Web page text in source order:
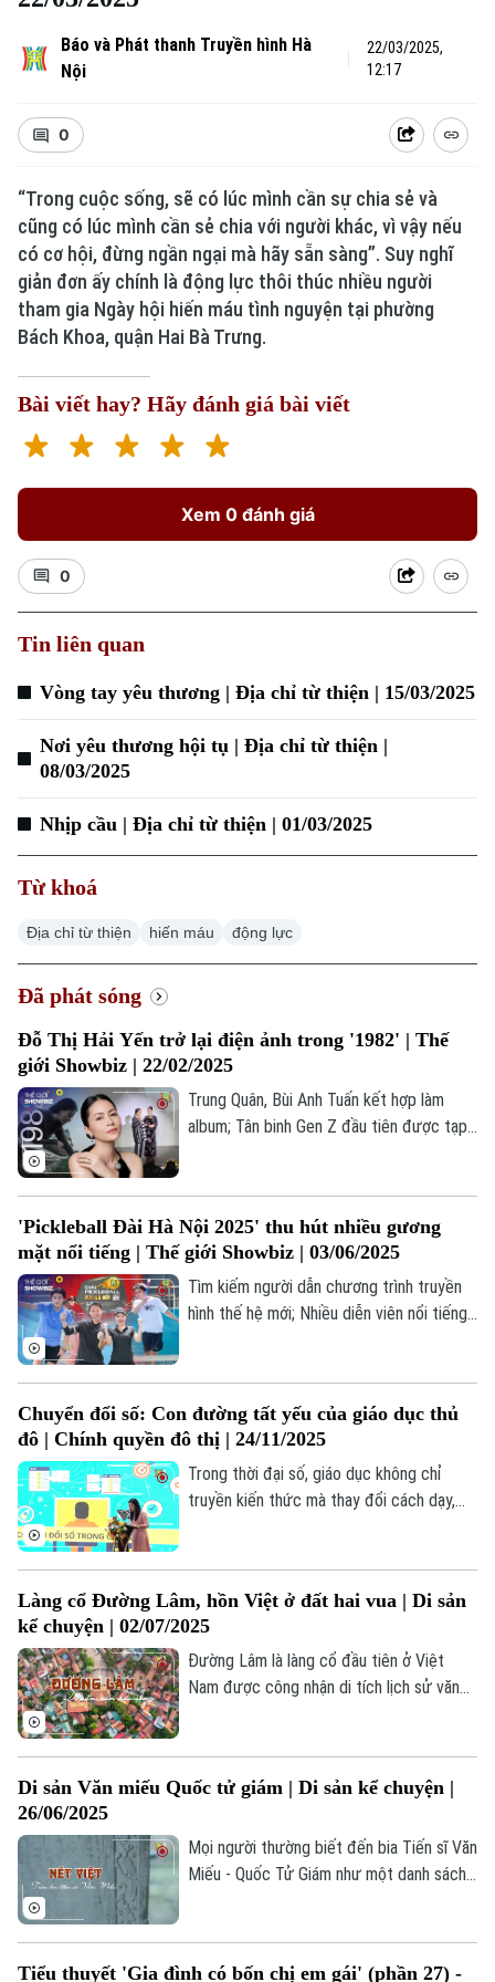
Xu hướng
Chuyên mục
Thời sự
Hà Nội
Chính trị
Xã hội
An ninh trật tự
Hà Nội
Nhịp sống Hà Nội
Thế giới
Tin tức
Báo và Phát thanh Truyền hình Hà
Nội
22/03/2025,
12:17
0
“Trong cuộc sống, sẽ có lúc mình cần sự chia sẻ và
cũng có lúc mình cần sẻ chia với người khác, vì vậy nếu
có cơ hội, đừng ngần ngại mà hãy sẵn sàng”. Suy nghĩ
giản đơn ấy chính là động lực thôi thúc nhiều người
tham gia Ngày hội hiến máu tình nguyện tại phường
Bách Khoa, quận Hai Bà Trưng.
Bài viết hay? Hãy đánh giá bài viết
Xem 0 đánh giá
0
Tin liên quan
Vòng tay yêu thương | Địa chỉ từ thiện | 15/03/2025
Nơi yêu thương hội tụ | Địa chỉ từ thiện |
08/03/2025
Nhịp cầu | Địa chỉ từ thiện | 01/03/2025
Từ khoá
Địa chỉ từ thiện hiến máu động lực
Đã phát sóng
Đỗ Thị Hải Yến trở lại điện ảnh trong '1982' | Thế
giới Showbiz | 22/02/2025
Trung Quân, Bùi Anh Tuấn kết hợp làm
album; Tân binh Gen Z đầu tiên được tạp
tin Thế giới Showbiz hôm nay.
'Pickleball Đài Hà Nội 2025' thu hút nhiều gương
mặt nổi tiếng | Thế giới Showbiz | 03/06/2025
Tìm kiếm người dẫn chương trình truyền
hình thế hệ mới; Nhiều diễn viên nổi tiếng
Thế giới Showbiz hôm nay.
Chuyển đổi số: Con đường tất yếu của giáo dục thủ
đô | Chính quyền đô thị | 24/11/2025
Trong thời đại số, giáo dục không chỉ
truyền kiến thức mà thay đổi cách dạy,
triển.
Làng cổ Đường Lâm, hồn Việt ở đất hai vua | Di sản
kể chuyện | 02/07/2025
Đường Lâm là làng cổ đầu tiên ở Việt
Nam được công nhận di tích lịch sử văn
nhiều di tích chứa đựng nhiều giá trị kiến
Di sản Văn miếu Quốc tử giám | Di sản kể chuyện |
26/06/2025
Mọi người thường biết đến bia Tiến sĩ Văn
Miếu - Quốc Tử Giám như một danh sách
Tiểu thuyết 'Gia đình có bốn chị em gái' (phần 27) -